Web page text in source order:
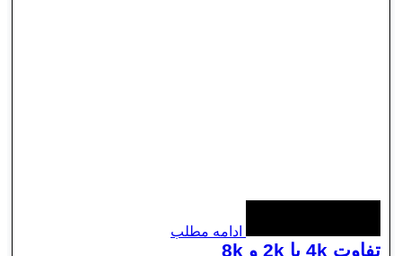
ادامه مطلب
تفاوت 4k با 2k و 8k